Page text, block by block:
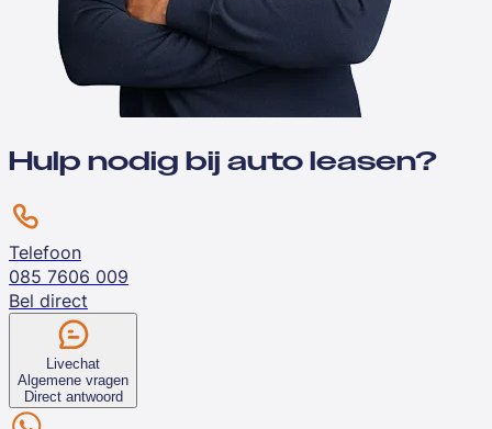
Hulp nodig bij auto leasen?
Telefoon
085 7606 009
Bel direct
Livechat
Algemene vragen
Direct antwoord